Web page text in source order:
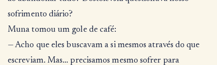
sofrimento diário?
Muna tomou um gole de café:
— Acho que eles buscavam a si mesmos através do que
escreviam. Mas… precisamos mesmo sofrer para